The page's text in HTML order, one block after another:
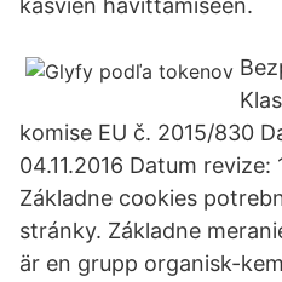
kasvien hävittämiseen.
komise EU č. 2015/830
04.11.2016 Datum revize:
Základne cookies
stránky. Základne
är en grupp organisk-